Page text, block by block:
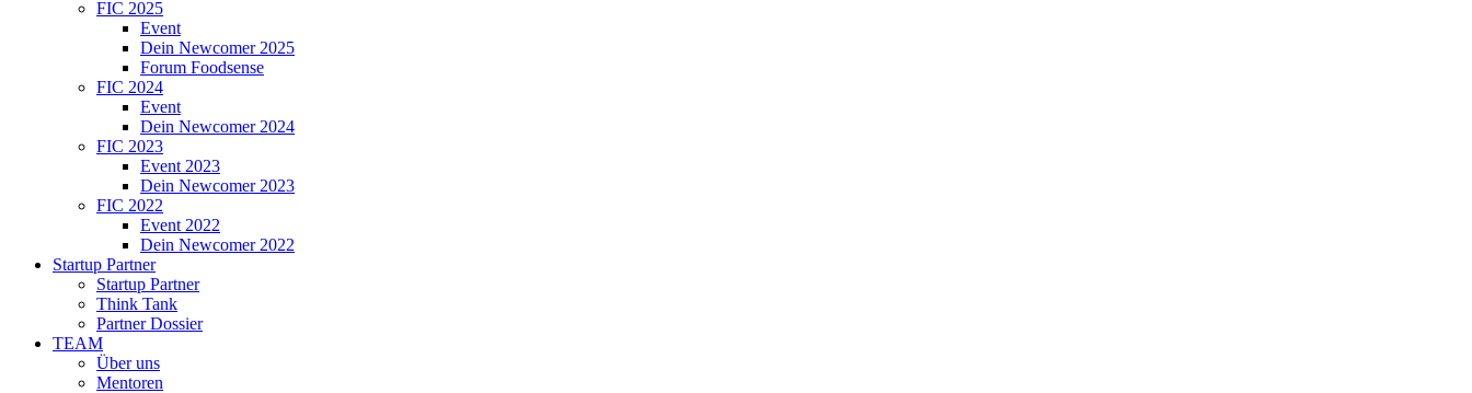
FIC 2025
Event
Dein Newcomer 2025
Forum Foodsense
FIC 2024
Event
Dein Newcomer 2024
FIC 2023
Event 2023
Dein Newcomer 2023
FIC 2022
Event 2022
Dein Newcomer 2022
Startup Partner
Startup Partner
Think Tank
Partner Dossier
TEAM
Über uns
Mentoren